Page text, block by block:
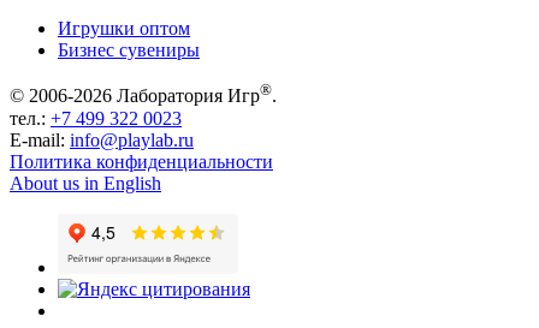
Игрушки оптом
Бизнес сувениры
© 2006-2026 Лаборатория Игр®.
тел.: +7 499 322 0023
E-mail: info@playlab.ru
Политика конфиденциальности
About us in English